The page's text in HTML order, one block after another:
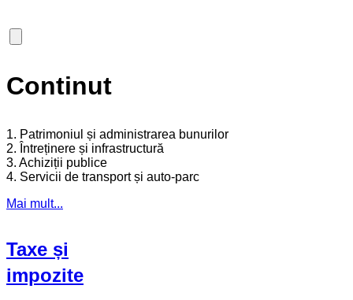
Continut
1. Patrimoniul și administrarea bunurilor
2. Întreținere și infrastructură
3. Achiziții publice
4. Servicii de transport și auto-parc
Mai mult...
Taxe și
impozite